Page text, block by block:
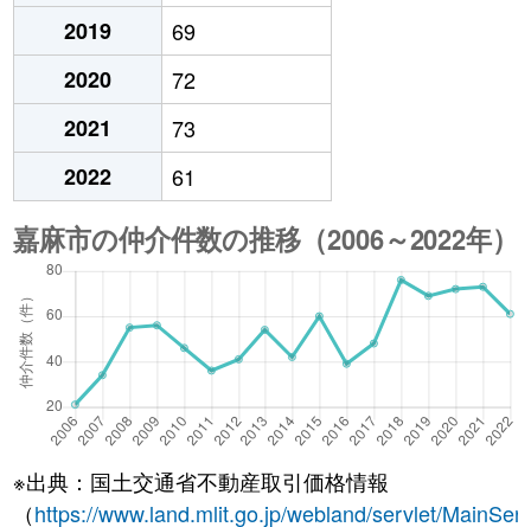
2019
69
2020
72
2021
73
2022
61
※出典：国土交通省不動産取引価格情報
（https://www.land.mlit.go.jp/webland/servlet/